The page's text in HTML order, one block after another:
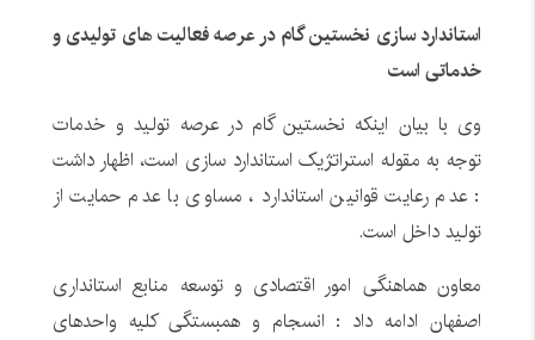
استاندارد سازی نخستین گام در عرصه فعالیت های تولیدی و
خدماتی است
وی با بیان اینکه نخستین گام در عرصه تولید و خدمات
توجه به مقوله استراتژیک استاندارد سازی است، اظهار داشت
: عدم رعایت قوانین استاندارد ، مساوی با عدم حمایت از
تولید داخل است.
معاون هماهنگی امور اقتصادی و توسعه منابع استانداری
اصفهان ادامه داد : انسجام و همبستگی کلیه واحدهای